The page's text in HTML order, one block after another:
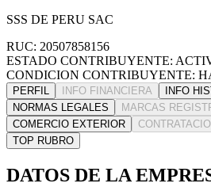
SSS DE PERU SAC
RUC: 20507858156
ESTADO CONTRIBUYENTE:
CONDICION CONTRIBUYENTE:
PERFIL INFO FINANCIERA
INFO
NORMAS LEGALES
MARCAS
COMERCIO EXTERIOR
TOP RUBRO
DATOS DE LA